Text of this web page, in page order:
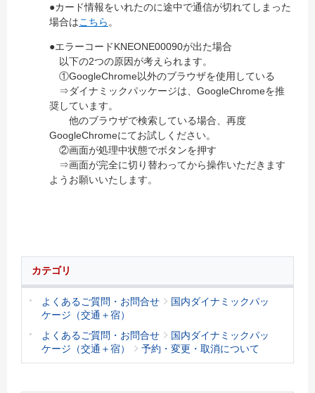
●カード情報をいれたのに途中で通信が切れてしまった
場合はこちら 。
●エラーコードKNEONE00090が出た場合
以下の2つの原因が考えられます。
①GoogleChrome以外のブラウザを使用している
⇒ダイナミックパッケージは、GoogleChromeを推
奨しています。
他のブラウザで検索している場合、再度
GoogleChromeにてお試しください。
②画面が処理中状態でボタンを押す
⇒画面が完全に切り替わってから操作いただきます
ようお願いいたします。
カテゴリ
よくあるご質問・お問合せ
国内ダイナミックパッ
ケージ（交通＋宿）
よくあるご質問・お問合せ
国内ダイナミックパッ
ケージ（交通＋宿）
予約・変更・取消について